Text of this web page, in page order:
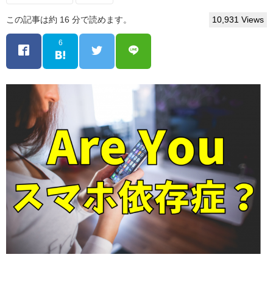
この記事は約 16 分で読めます。 10,931 Views
6